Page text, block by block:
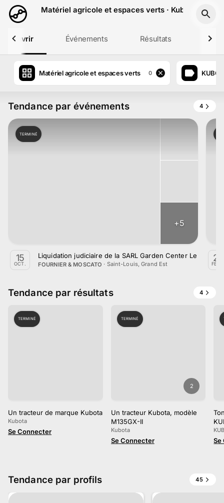
Aller au contenu principal
Matériel agricole et espaces verts · Kubota
Événements Résultats
Matériel agricole et espaces verts 0
Tendance par événements 4
TERMINÉ
+5
15
OCT.
Liquidation judiciaire de la SARL Garden Center Le Bois
FOURNIER & MOSCATO · Saint-Louis, Grand Est
25
Tendance par résultats 4
TERMINÉ
Un tracteur de marque Kubota
Kubota
Se Connecter
2
TERMINÉ
Un tracteur Kubota, modèle
M135GX-II
Kubota
Se Connecter Se
Tendance par profils 45